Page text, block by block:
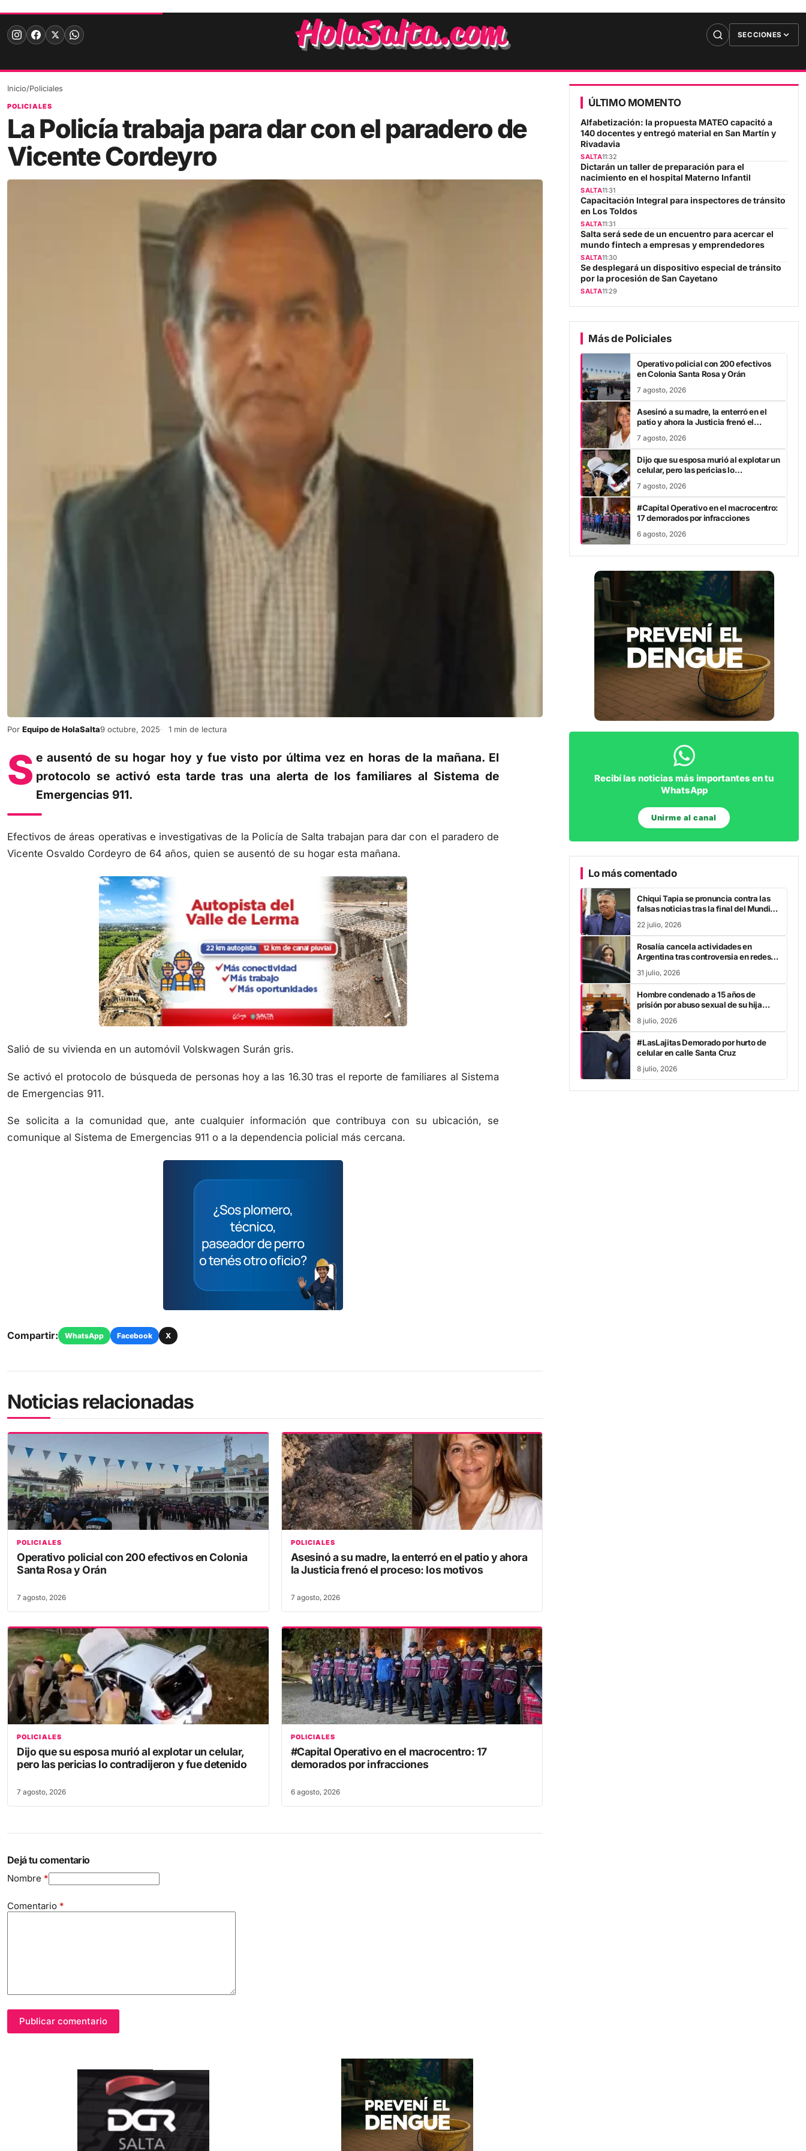
to
content
SECCIONES
Inicio/Policiales
POLICIALES
La Policía trabaja para dar con el paradero de
Vicente Cordeyro
Por Equipo de HolaSalta9 octubre, 2025 1 min de lectura
S e ausentó de su hogar hoy y fue visto por última vez en horas de la mañana. El
protocolo se activó esta tarde tras una alerta de los familiares al Sistema de
Emergencias 911.
Efectivos de áreas operativas e investigativas de la Policía de Salta trabajan para dar con el paradero de
Vicente Osvaldo Cordeyro de 64 años, quien se ausentó de su hogar esta mañana.
Salió de su vivienda en un automóvil Volskwagen Surán gris.
Se activó el protocolo de búsqueda de personas hoy a las 16.30 tras el reporte de familiares al Sistema
de Emergencias 911.
Se solicita a la comunidad que, ante cualquier información que contribuya con su ubicación, se
comunique al Sistema de Emergencias 911 o a la dependencia policial más cercana.
Compartir: WhatsApp Facebook X
Noticias relacionadas
POLICIALES
Operativo policial con 200 efectivos en Colonia
Santa Rosa y Orán
7 agosto, 2026
POLICIALES
Asesinó a su madre, la enterró en el patio y ahora
la Justicia frenó el proceso: los motivos
7 agosto, 2026
POLICIALES
Dijo que su esposa murió al explotar un celular,
pero las pericias lo contradijeron y fue detenido
7 agosto, 2026
POLICIALES
#Capital Operativo en el macrocentro: 17
demorados por infracciones
6 agosto, 2026
Dejá tu comentario
Nombre *
Comentario *
Publicar comentario
ÚLTIMO MOMENTO
Alfabetización: la propuesta MATEO capacitó a
140 docentes y entregó material en San Martín y
Rivadavia
SALTA11:32
Dictarán un taller de preparación para el
nacimiento en el hospital Materno Infantil
SALTA11:31
Capacitación Integral para inspectores de tránsito
en Los Toldos
SALTA11:31
Salta será sede de un encuentro para acercar el
mundo fintech a empresas y emprendedores
SALTA11:30
Se desplegará un dispositivo especial de tránsito
por la procesión de San Cayetano
SALTA11:29
Más de Policiales
Operativo policial con 200 efectivos
en Colonia Santa Rosa y Orán
7 agosto, 2026
Asesinó a su madre, la enterró en el
patio y ahora la Justicia frenó el
7 agosto, 2026
Dijo que su esposa murió al explotar un
celular, pero las pericias lo
7 agosto, 2026
#Capital Operativo en el macrocentro:
17 demorados por infracciones
6 agosto, 2026
Recibí las noticias más importantes en tu
WhatsApp
Unirme al canal
Lo más comentado
Chiqui Tapia se pronuncia contra las
falsas noticias tras la final del Mundial
22 julio, 2026
Rosalía cancela actividades en
Argentina tras controversia en redes
31 julio, 2026
Hombre condenado a 15 años de
prisión por abuso sexual de su hija
8 julio, 2026
#LasLajitas Demorado por hurto de
celular en calle Santa Cruz
8 julio, 2026